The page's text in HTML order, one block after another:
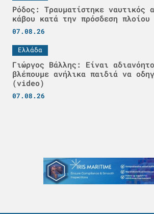
Ρόδος: Τραυματίστηκε ναυτικός
κάβου κατά την πρόσδεση πλοίου
07.08.26
Ελλάδα
Γιώργος Βάλλης: Είναι
βλέπουμε ανήλικα παιδιά να
(video)
07.08.26